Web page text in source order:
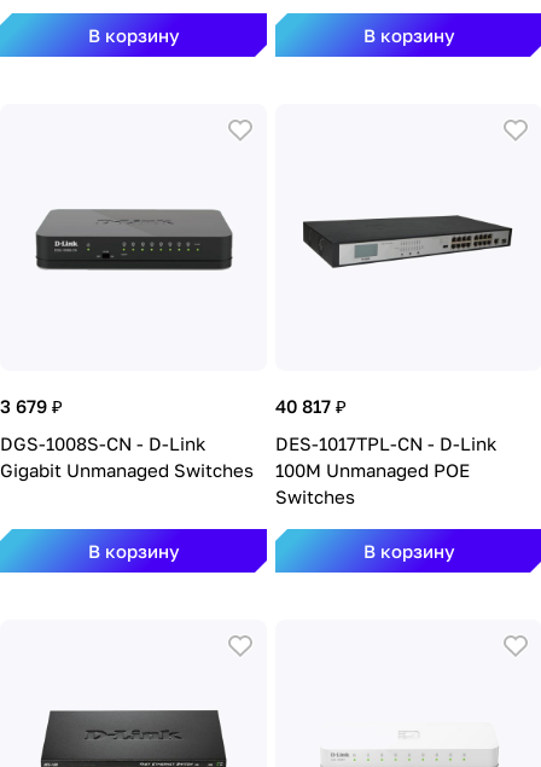
В корзину В корзину
3 679 ₽
DGS-1008S-CN - D-Link
Gigabit Unmanaged Switches
В корзину
40 817 ₽
DES-1017TPL-CN - D-Link
100M Unmanaged POE
Switches
В корзину